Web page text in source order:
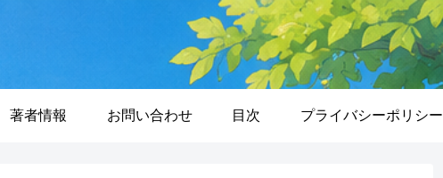
著者情報 お問い合わせ 目次 プライバシーポリシー